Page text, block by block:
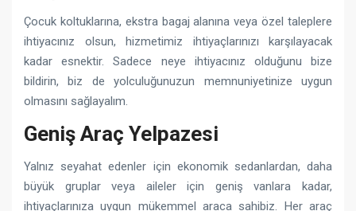
Çocuk koltuklarına, ekstra bagaj alanına veya özel taleplere
ihtiyacınız olsun, hizmetimiz ihtiyaçlarınızı karşılayacak
kadar esnektir. Sadece neye ihtiyacınız olduğunu bize
bildirin, biz de yolculuğunuzun memnuniyetinize uygun
olmasını sağlayalım.
Geniş Araç Yelpazesi
Yalnız seyahat edenler için ekonomik sedanlardan, daha
büyük gruplar veya aileler için geniş vanlara kadar,
ihtiyaçlarınıza uygun mükemmel araca sahibiz. Her araç